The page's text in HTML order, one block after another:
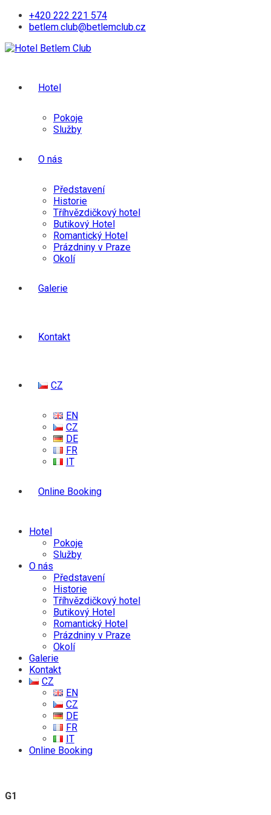
Skip
+420 222 221 574
betlem.club@betlemclub.cz
Hotel
Pokoje
Služby
O nás
Představení
Historie
Tříhvězdičkový hotel
Butikový Hotel
Romantický Hotel
Prázdniny v Praze
Okolí
Galerie
Kontakt
CZ
EN
CZ
DE
FR
IT
Online Booking
Hotel
Pokoje
Služby
O nás
Představení
Historie
Tříhvězdičkový hotel
Butikový Hotel
Romantický Hotel
Prázdniny v Praze
Okolí
Galerie
Kontakt
CZ
EN
CZ
DE
FR
IT
Online Booking
G1